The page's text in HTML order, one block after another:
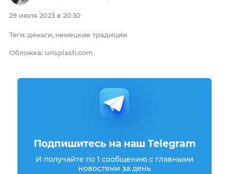
29 июля 2023 в 20:30
Теги: деньги, немецкие традиции
Обложка: unsplash.com
Подпишитесь на наш Telegram
И получайте по 1 сообщению с главными
новостями за день